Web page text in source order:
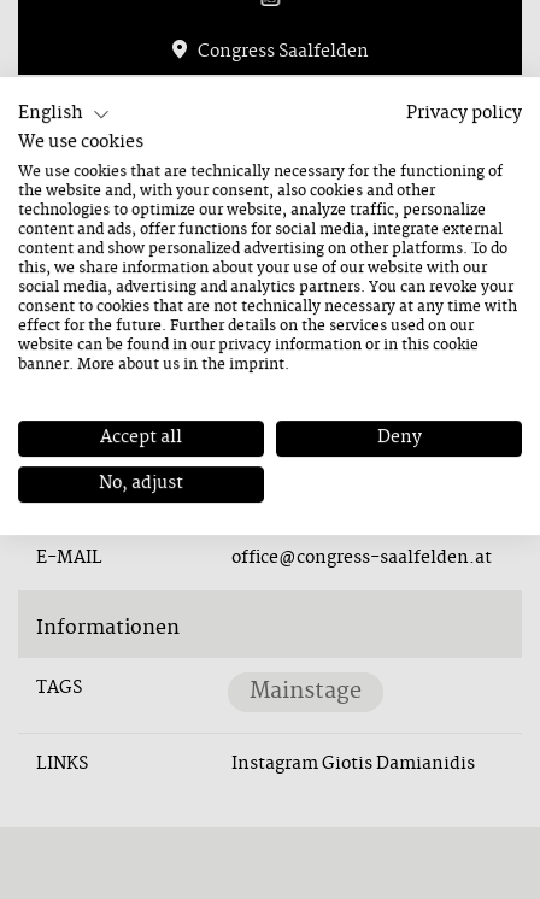
Congress Saalfelden
23. August 2026
Sonntag
18:45 Uhr
Dauer: 1 Stunde
Kontakt
5760 Saalfelden
TELEFON +43 6582 76700
E-MAIL office@congress-saalfelden.at
Informationen
TAGS Mainstage
LINKS Instagram Giotis Damianidis
English
Privacy policy
We use cookies
We use cookies that are technically necessary for the functioning of
the website and, with your consent, also cookies and other
technologies to optimize our website, analyze traffic, personalize
content and ads, offer functions for social media, integrate external
content and show personalized advertising on other platforms. To do
this, we share information about your use of our website with our
social media, advertising and analytics partners. You can revoke your
consent to cookies that are not technically necessary at any time with
effect for the future. Further details on the services used on our
website can be found in ourprivacy informationor in this cookie
banner. More about us in theimprint.
Accept all
Deny
No, adjust